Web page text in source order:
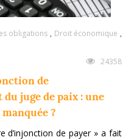
obligations , Droit économique ,
24358
de
juge de paix : une
?
d’injonction de payer » a fait